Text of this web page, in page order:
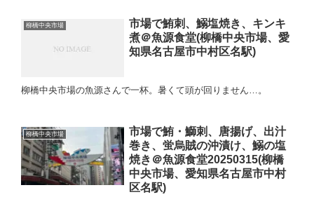
柳橋中央市場
市場で鮪刺、鰯塩焼き、キンキ
煮＠魚源食堂(柳橋中央市場、愛
知県名古屋市中村区名駅)
柳橋中央市場の魚源さんで一杯。暑くて頭が回りません…。
柳橋中央市場
市場で鮪・鰤刺、唐揚げ、出汁
巻き、蛍烏賊の沖漬け、鰯の塩
焼き＠魚源食堂20250315(柳橋
中央市場、愛知県名古屋市中村
区名駅)